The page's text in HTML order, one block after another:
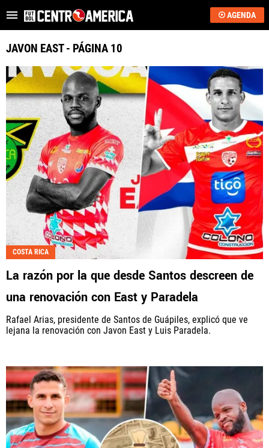
AGENDA
Sub-20: Costa Rica vs. EE.UU.
ÚLTIMAS NOTICIAS
SAPRISSA
ALAJUELENSE
KEYLOR NAVAS
COSTA RICA
HONDURAS
GUATEMALA
EL SALVADOR
PANAMÁ
NICARAGUA
FÚTBOL INTERNACIONAL
JAVON EAST - PÁGINA 10
COSTA RICA
La razón por la que desde Santos descreen de
una renovación con East y Paradela
Rafael Arias, presidente de Santos de Guápiles, explicó que ve
lejana la renovación con Javon East y Luis Paradela.